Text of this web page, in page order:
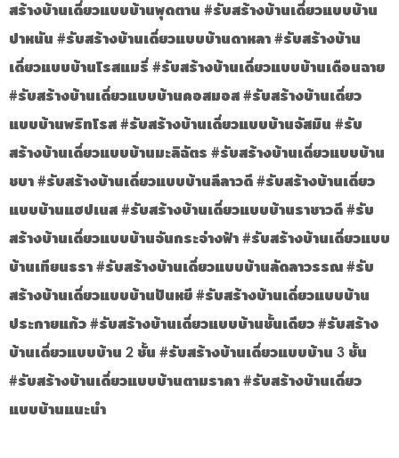
สร้างบ้านเดี่ยวแบบบ้านพุดตาน #รับสร้างบ้านเดี่ยวแบบบ้าน
ปาหนัน #รับสร้างบ้านเดี่ยวแบบบ้านดาหลา #รับสร้างบ้าน
เดี่ยวแบบบ้านโรสแมรี่ #รับสร้างบ้านเดี่ยวแบบบ้านเดือนฉาย
#รับสร้างบ้านเดี่ยวแบบบ้านคอสมอส #รับสร้างบ้านเดี่ยว
แบบบ้านพริทโรส #รับสร้างบ้านเดี่ยวแบบบ้านจัสมิน #รับ
สร้างบ้านเดี่ยวแบบบ้านมะลิฉัตร #รับสร้างบ้านเดี่ยวแบบบ้าน
ชบา #รับสร้างบ้านเดี่ยวแบบบ้านลีลาวดี #รับสร้างบ้านเดี่ยว
แบบบ้านแฮปเนส #รับสร้างบ้านเดี่ยวแบบบ้านราชาวดี #รับ
สร้างบ้านเดี่ยวแบบบ้านจันกระจ่างฟ้า #รับสร้างบ้านเดี่ยวแบบ
บ้านเทียนธรา #รับสร้างบ้านเดี่ยวแบบบ้านลัดลาวรรณ #รับ
สร้างบ้านเดี่ยวแบบบ้านปันหยี #รับสร้างบ้านเดี่ยวแบบบ้าน
ประกายแก้ว #รับสร้างบ้านเดี่ยวแบบบ้านชั้นเดียว #รับสร้าง
บ้านเดี่ยวแบบบ้าน 2 ชั้น #รับสร้างบ้านเดี่ยวแบบบ้าน 3 ชั้น
#รับสร้างบ้านเดี่ยวแบบบ้านตามราคา #รับสร้างบ้านเดี่ยว
แบบบ้านแนะนำ